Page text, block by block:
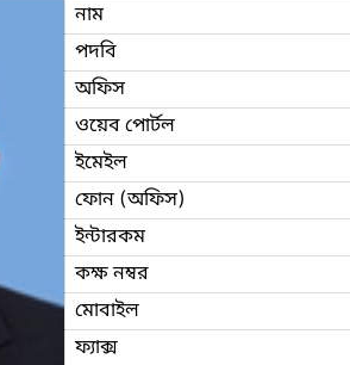
নাম
পদবি
অফিস
ওয়েব পোর্টল
ইমেইল
ফোন (অফিস)
ইন্টারকম
কক্ষ নম্বর
মোবাইল
ফ্যাক্স